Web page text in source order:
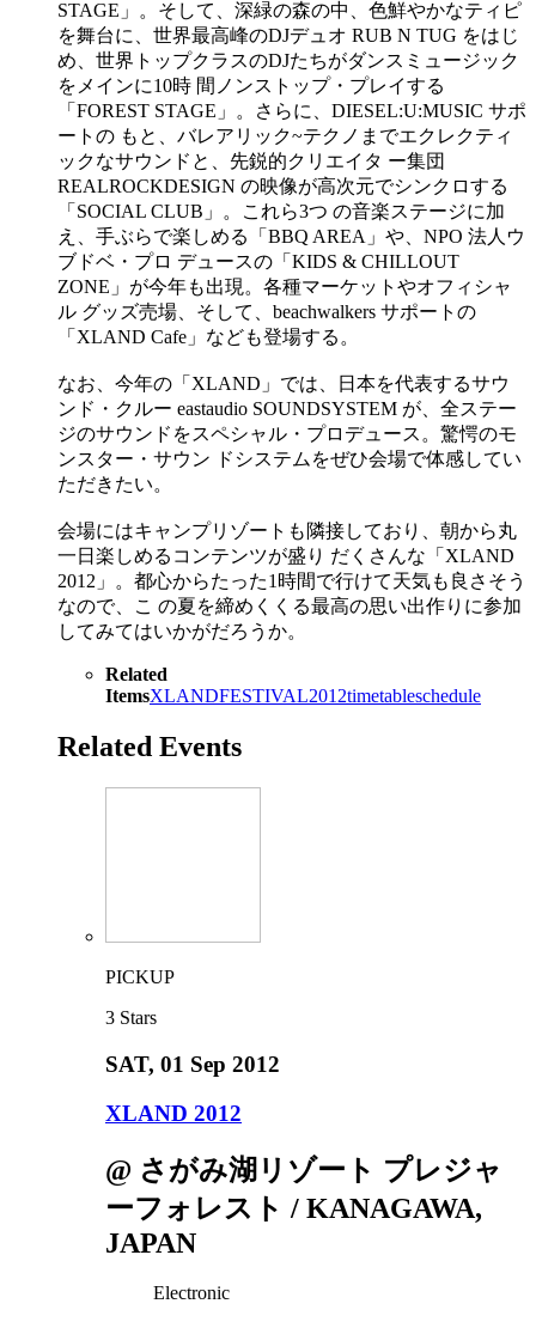
STAGE」。そして、深緑の森の中、色鮮やかなティピ
を舞台に、世界最高峰のDJデュオ RUB N TUG をはじ
め、世界トップクラスのDJたちがダンスミュージック
をメインに10時 間ノンストップ・プレイする
「FOREST STAGE」。さらに、DIESEL:U:MUSIC サポ
ートの もと、バレアリック~テクノまでエクレクティ
ックなサウンドと、先鋭的クリエイタ ー集団
REALROCKDESIGN の映像が高次元でシンクロする
「SOCIAL CLUB」。これら3つ の音楽ステージに加
え、手ぶらで楽しめる「BBQ AREA」や、NPO 法人ウ
ブドベ・プロ デュースの「KIDS & CHILLOUT
ZONE」が今年も出現。各種マーケットやオフィシャ
ル グッズ売場、そして、beachwalkers サポートの
「XLAND Cafe」なども登場する。
なお、今年の「XLAND」では、日本を代表するサウ
ンド・クルー eastaudio SOUNDSYSTEM が、全ステー
ジのサウンドをスペシャル・プロデュース。驚愕のモ
ンスター・サウン ドシステムをぜひ会場で体感してい
ただきたい。
会場にはキャンプリゾートも隣接しており、朝から丸
一日楽しめるコンテンツが盛り だくさんな「XLAND
2012」。都心からたった1時間で行けて天気も良さそう
なので、こ の夏を締めくくる最高の思い出作りに参加
してみてはいかがだろうか。
Related
ItemsXLANDFESTIVAL2012timetableschedule
Related Events
PICKUP
3 Stars
SAT, 01 Sep 2012
XLAND 2012
@ さがみ湖リゾート プレジャ
ーフォレスト / KANAGAWA,
JAPAN
Electronic